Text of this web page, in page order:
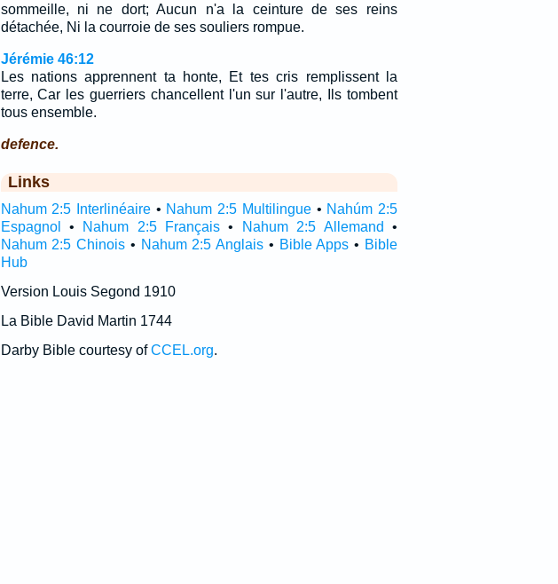
sommeille, ni ne dort; Aucun n'a la ceinture de ses reins
détachée, Ni la courroie de ses souliers rompue.
Jérémie 46:12
Les nations apprennent ta honte, Et tes cris remplissent la
terre, Car les guerriers chancellent l'un sur l'autre, Ils tombent
tous ensemble.
defence.
Links
Nahum 2:5 Interlinéaire• Nahum 2:5 Multilingue• Nahúm 2:5
Espagnol
• Nahum 2:5 Français • Nahum 2:5 Allemand •
Nahum 2:5 Chinois • Nahum 2:5 Anglais • Bible Apps • Bible
Hub
Version Louis Segond 1910
La Bible David Martin 1744
Darby Bible courtesy ofCCEL.org.